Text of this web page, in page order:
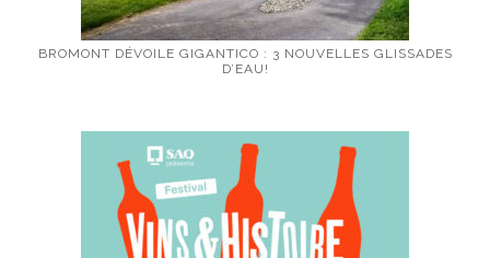
BROMONT DÉVOILE GIGANTICO : 3 NOUVELLES GLISSADES
D’EAU!